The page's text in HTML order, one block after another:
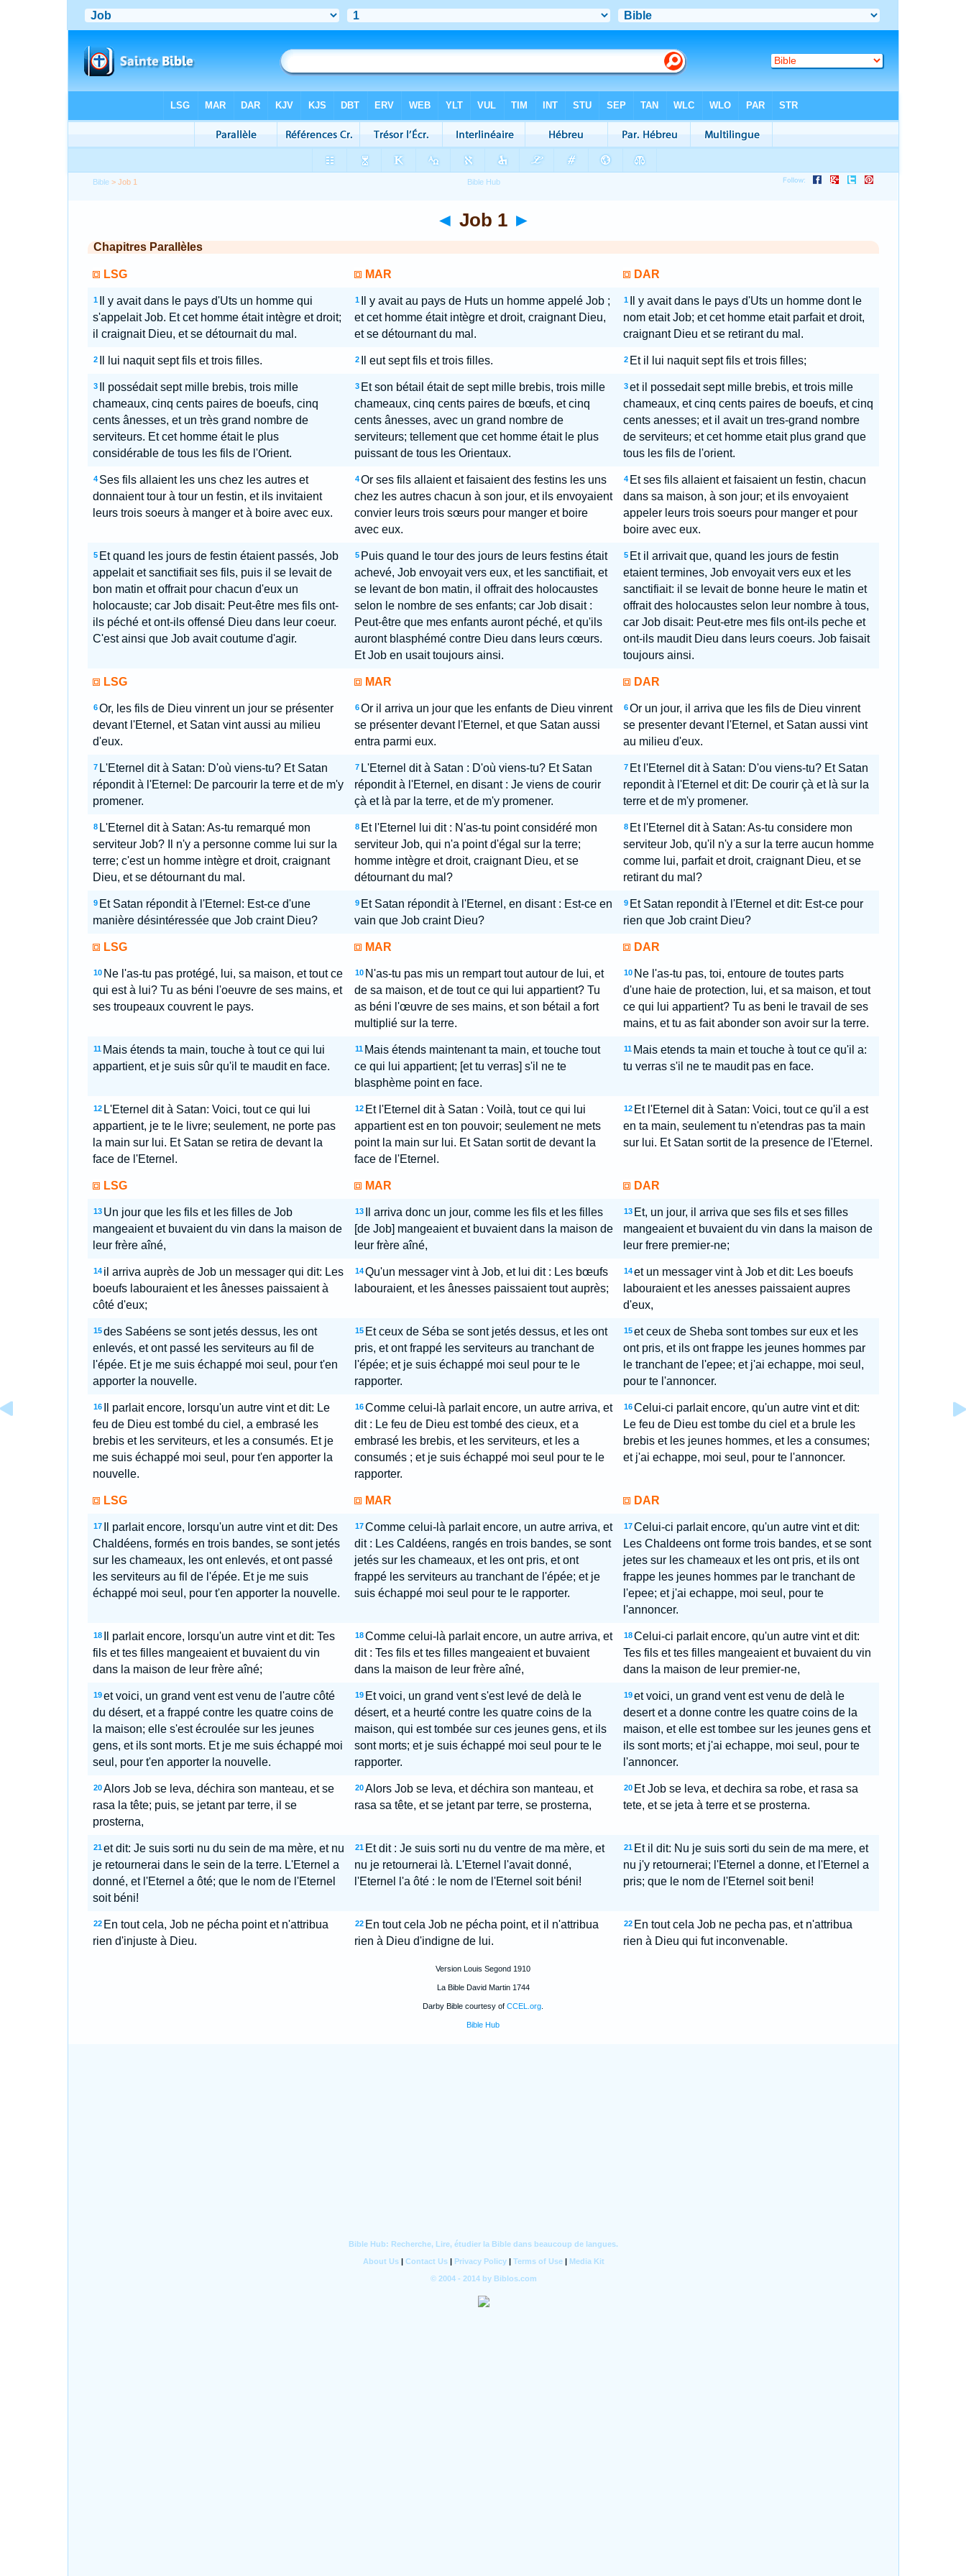
Bible > Job 1
◄ Job 1 ►
Chapitres Parallèles
LSG MAR DAR
1
Il y avait dans le pays d'Uts un homme qui
s'appelait Job. Et cet homme était intègre et droit;
il craignait Dieu, et se détournait du mal.
1
Il y avait au pays de Huts un homme appelé Job ;
et cet homme était intègre et droit, craignant Dieu,
et se détournant du mal.
1
Il y avait dans le pays d'Uts un homme dont le
nom etait Job; et cet homme etait parfait et droit,
craignant Dieu et se retirant du mal.
2 Il lui naquit sept fils et trois filles. 2 Il eut sept fils et trois filles. 2 Et il lui naquit sept fils et trois filles;
3
Il possédait sept mille brebis, trois mille
chameaux, cinq cents paires de boeufs, cinq
cents ânesses, et un très grand nombre de
serviteurs. Et cet homme était le plus
considérable de tous les fils de l'Orient.
3 Et son bétail était de sept mille brebis, trois mille
chameaux, cinq cents paires de bœufs, et cinq
cents ânesses, avec un grand nombre de
serviteurs; tellement que cet homme était le plus
puissant de tous les Orientaux.
3 et il possedait sept mille brebis, et trois mille
chameaux, et cinq cents paires de boeufs, et cinq
cents anesses; et il avait un tres-grand nombre
de serviteurs; et cet homme etait plus grand que
tous les fils de l'orient.
4 Ses fils allaient les uns chez les autres et
donnaient tour à tour un festin, et ils invitaient
leurs trois soeurs à manger et à boire avec eux.
4 Or ses fils allaient et faisaient des festins les uns
chez les autres chacun à son jour, et ils envoyaient
convier leurs trois sœurs pour manger et boire
avec eux.
4 Et ses fils allaient et faisaient un festin, chacun
dans sa maison, à son jour; et ils envoyaient
appeler leurs trois soeurs pour manger et pour
boire avec eux.
5 Et quand les jours de festin étaient passés, Job
appelait et sanctifiait ses fils, puis il se levait de
bon matin et offrait pour chacun d'eux un
holocauste; car Job disait: Peut-être mes fils ont-
ils péché et ont-ils offensé Dieu dans leur coeur.
C'est ainsi que Job avait coutume d'agir.
5 Puis quand le tour des jours de leurs festins était
achevé, Job envoyait vers eux, et les sanctifiait, et
se levant de bon matin, il offrait des holocaustes
selon le nombre de ses enfants; car Job disait :
Peut-être que mes enfants auront péché, et qu'ils
auront blasphémé contre Dieu dans leurs cœurs.
Et Job en usait toujours ainsi.
5 Et il arrivait que, quand les jours de festin
etaient termines, Job envoyait vers eux et les
sanctifiait: il se levait de bonne heure le matin et
offrait des holocaustes selon leur nombre à tous,
car Job disait: Peut-etre mes fils ont-ils peche et
ont-ils maudit Dieu dans leurs coeurs. Job faisait
toujours ainsi.
LSG MAR DAR
6 Or, les fils de Dieu vinrent un jour se présenter
devant l'Eternel, et Satan vint aussi au milieu
d'eux.
6 Or il arriva un jour que les enfants de Dieu vinrent
se présenter devant l'Eternel, et que Satan aussi
entra parmi eux.
6 Or un jour, il arriva que les fils de Dieu vinrent
se presenter devant l'Eternel, et Satan aussi vint
au milieu d'eux.
7 L'Eternel dit à Satan: D'où viens-tu? Et Satan
répondit à l'Eternel: De parcourir la terre et de m'y
promener.
7 L'Eternel dit à Satan : D'où viens-tu? Et Satan
répondit à l'Eternel, en disant : Je viens de courir
çà et là par la terre, et de m'y promener.
7 Et l'Eternel dit à Satan: D'ou viens-tu? Et Satan
repondit à l'Eternel et dit: De courir çà et là sur la
terre et de m'y promener.
8 L'Eternel dit à Satan: As-tu remarqué mon
serviteur Job? Il n'y a personne comme lui sur la
terre; c'est un homme intègre et droit, craignant
Dieu, et se détournant du mal.
8 Et l'Eternel lui dit : N'as-tu point considéré mon
serviteur Job, qui n'a point d'égal sur la terre;
homme intègre et droit, craignant Dieu, et se
détournant du mal?
8 Et l'Eternel dit à Satan: As-tu considere mon
serviteur Job, qu'il n'y a sur la terre aucun homme
comme lui, parfait et droit, craignant Dieu, et se
retirant du mal?
9 Et Satan répondit à l'Eternel: Est-ce d'une
manière désintéressée que Job craint Dieu?
9 Et Satan répondit à l'Eternel, en disant : Est-ce en
vain que Job craint Dieu?
9 Et Satan repondit à l'Eternel et dit: Est-ce pour
rien que Job craint Dieu?
LSG MAR DAR
10 Ne l'as-tu pas protégé, lui, sa maison, et tout ce
qui est à lui? Tu as béni l'oeuvre de ses mains, et
ses troupeaux couvrent le pays.
10 N'as-tu pas mis un rempart tout autour de lui, et
de sa maison, et de tout ce qui lui appartient? Tu
as béni l'œuvre de ses mains, et son bétail a fort
multiplié sur la terre.
10 Ne l'as-tu pas, toi, entoure de toutes parts
d'une haie de protection, lui, et sa maison, et tout
ce qui lui appartient? Tu as beni le travail de ses
mains, et tu as fait abonder son avoir sur la terre.
11 Mais étends ta main, touche à tout ce qui lui
appartient, et je suis sûr qu'il te maudit en face.
11 Mais étends maintenant ta main, et touche tout
ce qui lui appartient; [et tu verras] s'il ne te
blasphème point en face.
11 Mais etends ta main et touche à tout ce qu'il a:
tu verras s'il ne te maudit pas en face.
12 L'Eternel dit à Satan: Voici, tout ce qui lui
appartient, je te le livre; seulement, ne porte pas
la main sur lui. Et Satan se retira de devant la
face de l'Eternel.
12 Et l'Eternel dit à Satan : Voilà, tout ce qui lui
appartient est en ton pouvoir; seulement ne mets
point la main sur lui. Et Satan sortit de devant la
face de l'Eternel.
12 Et l'Eternel dit à Satan: Voici, tout ce qu'il a est
en ta main, seulement tu n'etendras pas ta main
sur lui. Et Satan sortit de la presence de l'Eternel.
LSG MAR DAR
13 Un jour que les fils et les filles de Job
mangeaient et buvaient du vin dans la maison de
leur frère aîné,
13
Il arriva donc un jour, comme les fils et les filles
[de Job] mangeaient et buvaient dans la maison de
leur frère aîné,
13 Et, un jour, il arriva que ses fils et ses filles
mangeaient et buvaient du vin dans la maison de
leur frere premier-ne;
14 il arriva auprès de Job un messager qui dit: Les
boeufs labouraient et les ânesses paissaient à
côté d'eux;
14 Qu'un messager vint à Job, et lui dit : Les bœufs
labouraient, et les ânesses paissaient tout auprès;
14 et un messager vint à Job et dit: Les boeufs
labouraient et les anesses paissaient aupres
d'eux,
15 des Sabéens se sont jetés dessus, les ont
enlevés, et ont passé les serviteurs au fil de
l'épée. Et je me suis échappé moi seul, pour t'en
apporter la nouvelle.
15 Et ceux de Séba se sont jetés dessus, et les ont
pris, et ont frappé les serviteurs au tranchant de
l'épée; et je suis échappé moi seul pour te le
rapporter.
15 et ceux de Sheba sont tombes sur eux et les
ont pris, et ils ont frappe les jeunes hommes par
le tranchant de l'epee; et j'ai echappe, moi seul,
pour te l'annoncer.
16
Il parlait encore, lorsqu'un autre vint et dit: Le
feu de Dieu est tombé du ciel, a embrasé les
brebis et les serviteurs, et les a consumés. Et je
me suis échappé moi seul, pour t'en apporter la
nouvelle.
16 Comme celui-là parlait encore, un autre arriva, et
dit : Le feu de Dieu est tombé des cieux, et a
embrasé les brebis, et les serviteurs, et les a
consumés ; et je suis échappé moi seul pour te le
rapporter.
16 Celui-ci parlait encore, qu'un autre vint et dit:
Le feu de Dieu est tombe du ciel et a brule les
brebis et les jeunes hommes, et les a consumes;
et j'ai echappe, moi seul, pour te l'annoncer.
LSG MAR DAR
17
Il parlait encore, lorsqu'un autre vint et dit: Des
Chaldéens, formés en trois bandes, se sont jetés
sur les chameaux, les ont enlevés, et ont passé
les serviteurs au fil de l'épée. Et je me suis
échappé moi seul, pour t'en apporter la nouvelle.
17 Comme celui-là parlait encore, un autre arriva, et
dit : Les Caldéens, rangés en trois bandes, se sont
jetés sur les chameaux, et les ont pris, et ont
frappé les serviteurs au tranchant de l'épée; et je
suis échappé moi seul pour te le rapporter.
17 Celui-ci parlait encore, qu'un autre vint et dit:
Les Chaldeens ont forme trois bandes, et se sont
jetes sur les chameaux et les ont pris, et ils ont
frappe les jeunes hommes par le tranchant de
l'epee; et j'ai echappe, moi seul, pour te
l'annoncer.
18
Il parlait encore, lorsqu'un autre vint et dit: Tes
fils et tes filles mangeaient et buvaient du vin
dans la maison de leur frère aîné;
18 Comme celui-là parlait encore, un autre arriva, et
dit : Tes fils et tes filles mangeaient et buvaient
dans la maison de leur frère aîné,
18 Celui-ci parlait encore, qu'un autre vint et dit:
Tes fils et tes filles mangeaient et buvaient du vin
dans la maison de leur premier-ne,
19 et voici, un grand vent est venu de l'autre côté
du désert, et a frappé contre les quatre coins de
la maison; elle s'est écroulée sur les jeunes
gens, et ils sont morts. Et je me suis échappé moi
seul, pour t'en apporter la nouvelle.
19 Et voici, un grand vent s'est levé de delà le
désert, et a heurté contre les quatre coins de la
maison, qui est tombée sur ces jeunes gens, et ils
sont morts; et je suis échappé moi seul pour te le
rapporter.
19 et voici, un grand vent est venu de delà le
desert et a donne contre les quatre coins de la
maison, et elle est tombee sur les jeunes gens et
ils sont morts; et j'ai echappe, moi seul, pour te
l'annoncer.
20 Alors Job se leva, déchira son manteau, et se
rasa la tête; puis, se jetant par terre, il se
prosterna,
20 Alors Job se leva, et déchira son manteau, et
rasa sa tête, et se jetant par terre, se prosterna,
20 Et Job se leva, et dechira sa robe, et rasa sa
tete, et se jeta à terre et se prosterna.
21 et dit: Je suis sorti nu du sein de ma mère, et nu
je retournerai dans le sein de la terre. L'Eternel a
donné, et l'Eternel a ôté; que le nom de l'Eternel
soit béni!
21 Et dit : Je suis sorti nu du ventre de ma mère, et
nu je retournerai là. L'Eternel l'avait donné,
l'Eternel l'a ôté : le nom de l'Eternel soit béni!
21 Et il dit: Nu je suis sorti du sein de ma mere, et
nu j'y retournerai; l'Eternel a donne, et l'Eternel a
pris; que le nom de l'Eternel soit beni!
22 En tout cela, Job ne pécha point et n'attribua
rien d'injuste à Dieu.
22 En tout cela Job ne pécha point, et il n'attribua
rien à Dieu d'indigne de lui.
22 En tout cela Job ne pecha pas, et n'attribua
rien à Dieu qui fut inconvenable.
Version Louis Segond 1910
La Bible David Martin 1744
Darby Bible courtesy of CCEL.org
Bible Hub